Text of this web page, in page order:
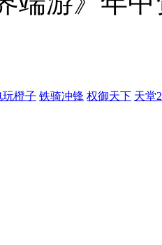
玩橙子 铁骑冲锋 权御天下 天堂